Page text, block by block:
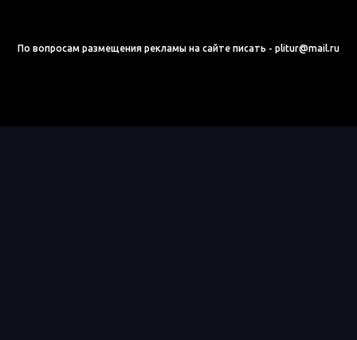
По вопросам размещения рекламы на сайте писать - plitur@mail.ru